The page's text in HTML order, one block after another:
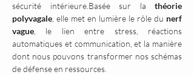
sécurité intérieure.Basée sur la théorie
polyvagale , elle met en lumière le rôle du nerf
vague , le lien entre stress, réactions
automatiques et communication, et la manière
dont nous pouvons transformer nos schémas
de défense en ressources.